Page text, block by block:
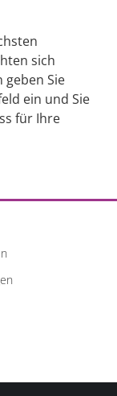
sich
geben Sie
ein und Sie
für Ihre